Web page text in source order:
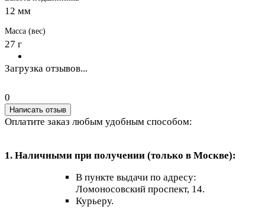
12 мм
Масса (вес)
27 г
Загрузка отзывов...
0
Написать отзыв
Оплатите заказ любым удобным способом:
1. Наличными при получении (только в Москве):
В пункте выдачи по адресу:
Ломоносовский проспект, 14.
Курьеру.